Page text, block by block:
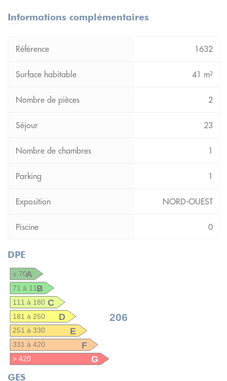
Informations complémentaires
1632
41 m²
2
23
1
1
NORD-OUEST
0
DPE
A
≤ 70
B
71 à 110
C
111 à 180
206
D
181 à 250
E
251 à 330
F
331 à 420
G
> 420
GES